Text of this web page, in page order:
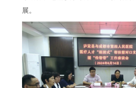
展。